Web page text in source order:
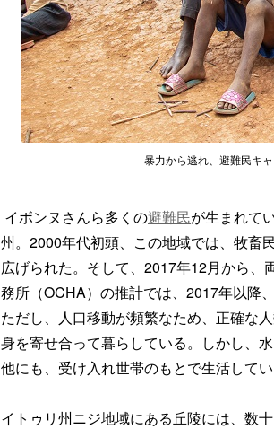
暴力から逃れ、避難民キ
イボンヌさんら多くの避難民が生まれて
州。2000年代初頭、この地域では、牧畜
広げられた。そして、2017年12月から
務所（OCHA）の推計では、2017年以降
ただし、人口移動が頻繁なため、正確な
身を寄せ合って暮らしている。しかし、
他にも、受け入れ世帯のもとで生活してい
イトゥリ州ニジ地域にある丘陵には、数